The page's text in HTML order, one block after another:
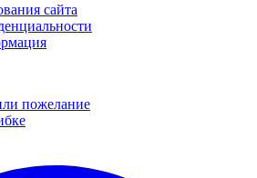
сайта
пожелание